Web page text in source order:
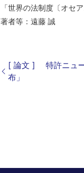
「世界の法制度〔オセ
著者等：遠藤 誠
[ 論文 ] 特許ニュー
布」